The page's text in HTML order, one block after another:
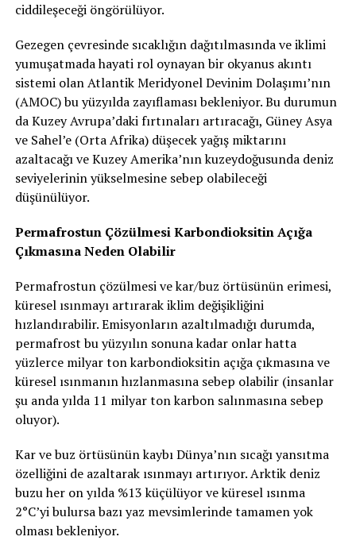
ciddileşeceği öngörülüyor.
Gezegen çevresinde sıcaklığın dağıtılmasında ve iklimi
yumuşatmada hayati rol oynayan bir okyanus akıntı
sistemi olan Atlantik Meridyonel Devinim Dolaşımı’nın
(AMOC) bu yüzyılda zayıflaması bekleniyor. Bu durumun
da Kuzey Avrupa’daki fırtınaları artıracağı, Güney Asya
ve Sahel’e (Orta Afrika) düşecek yağış miktarını
azaltacağı ve Kuzey Amerika’nın kuzeydoğusunda deniz
seviyelerinin yükselmesine sebep olabileceği
düşünülüyor.
Permafrostun Çözülmesi Karbondioksitin Açığa
Çıkmasına Neden Olabilir
Permafrostun çözülmesi ve kar/buz örtüsünün erimesi,
küresel ısınmayı artırarak iklim değişikliğini
hızlandırabilir. Emisyonların azaltılmadığı durumda,
permafrost bu yüzyılın sonuna kadar onlar hatta
yüzlerce milyar ton karbondioksitin açığa çıkmasına ve
küresel ısınmanın hızlanmasına sebep olabilir (insanlar
şu anda yılda 11 milyar ton karbon salınmasına sebep
oluyor).
Kar ve buz örtüsünün kaybı Dünya’nın sıcağı yansıtma
özelliğini de azaltarak ısınmayı artırıyor. Arktik deniz
buzu her on yılda %13 küçülüyor ve küresel ısınma
2°C’yi bulursa bazı yaz mevsimlerinde tamamen yok
olması bekleniyor.